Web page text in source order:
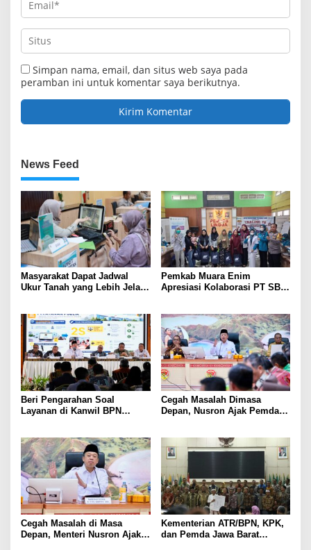
Simpan nama, email, dan situs web saya pada
peramban ini untuk komentar saya berikutnya.
News Feed
Masyarakat Dapat Jadwal
Ukur Tanah yang Lebih Jelas
Pemkab Muara Enim
Apresiasi Kolaborasi PT SBS
Beri Pengarahan Soal
Layanan di Kanwil BPN
Pandang Masyarakat
Cegah Masalah Dimasa
Depan, Nusron Ajak Pemda
Cegah Masalah di Masa
Depan, Menteri Nusron Ajak
Kementerian ATR/BPN, KPK,
dan Pemda Jawa Barat